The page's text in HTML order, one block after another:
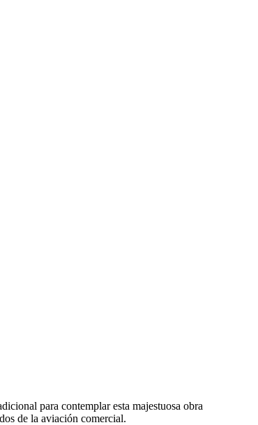
para contemplar esta majestuosa obra
de la aviación comercial.